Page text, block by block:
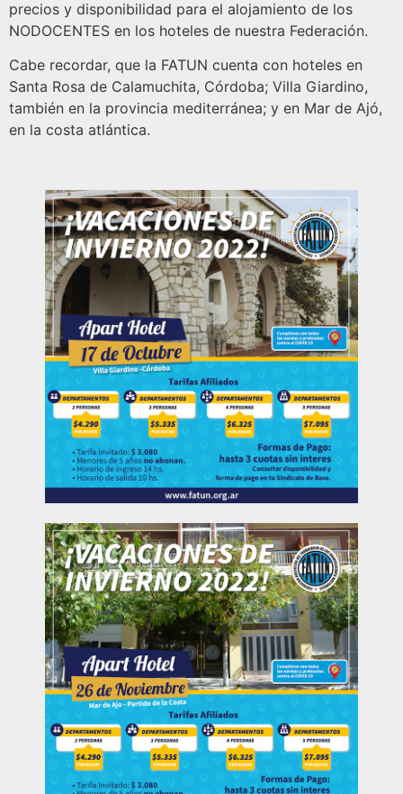
precios y disponibilidad para el alojamiento de los
NODOCENTES en los hoteles de nuestra Federación.
Cabe recordar, que la FATUN cuenta con hoteles en
Santa Rosa de Calamuchita, Córdoba; Villa Giardino,
también en la provincia mediterránea; y en Mar de Ajó,
en la costa atlántica.